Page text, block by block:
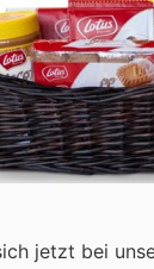
jetzt bei